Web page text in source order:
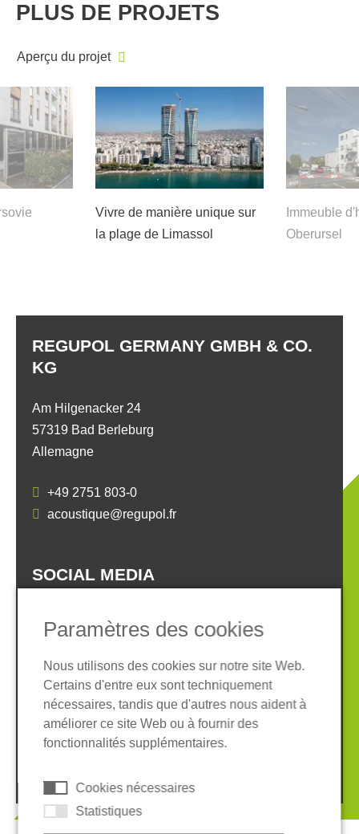
PLUS DE PROJETS
Aperçu du projet
Vivre de manière unique sur
la plage de Limassol
Immeuble
Oberursel
REGUPOL GERMANY GMBH & CO.
KG
Am Hilgenacker 24
57319 Bad Berleburg
Allemagne
+49 2751 803-0
acoustique@regupol.fr
SOCIAL MEDIA
Informations légales
Protection des données
Conditions Générales
Système de whistleblowing
Cookies
Paramètres des cookies
Nous utilisons des cookies sur notre site Web.
Certains d'entre eux sont techniquement
nécessaires, tandis que d'autres nous aident à
améliorer ce site Web ou à fournir des
fonctionnalités supplémentaires.
Cookies nécessaires
Statistiques